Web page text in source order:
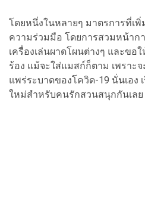
โดยหนึ่งในหลายๆ มาตรการที่เ
ความร่วมมือ โดยการสวมหน้าก
เครื่องเล่นผาดโผนต่างๆ และขอ
ร้อง แม้จะใส่แมสก์ก็ตาม เพราะ
แพร่ระบาดของโควิด-19 นั่นเอง
ใหม่สำหรับคนรักสวนสนุกกันเลย